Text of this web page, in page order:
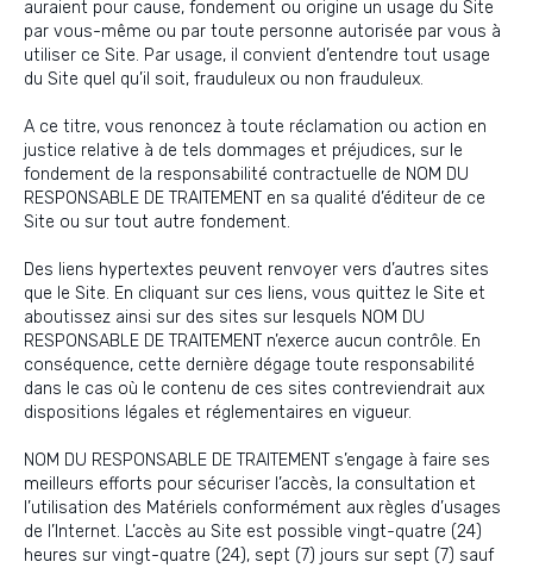
auraient pour cause, fondement ou origine un usage du Site
par vous-même ou par toute personne autorisée par vous à
utiliser ce Site. Par usage, il convient d’entendre tout usage
du Site quel qu’il soit, frauduleux ou non frauduleux.
A ce titre, vous renoncez à toute réclamation ou action en
justice relative à de tels dommages et préjudices, sur le
fondement de la responsabilité contractuelle de NOM DU
RESPONSABLE DE TRAITEMENT en sa qualité d’éditeur de ce
Site ou sur tout autre fondement.
Des liens hypertextes peuvent renvoyer vers d’autres sites
que le Site. En cliquant sur ces liens, vous quittez le Site et
aboutissez ainsi sur des sites sur lesquels NOM DU
RESPONSABLE DE TRAITEMENT n’exerce aucun contrôle. En
conséquence, cette dernière dégage toute responsabilité
dans le cas où le contenu de ces sites contreviendrait aux
dispositions légales et réglementaires en vigueur.
NOM DU RESPONSABLE DE TRAITEMENT s’engage à faire ses
meilleurs efforts pour sécuriser l’accès, la consultation et
l’utilisation des Matériels conformément aux règles d’usages
de l’Internet. L’accès au Site est possible vingt-quatre (24)
heures sur vingt-quatre (24), sept (7) jours sur sept (7) sauf